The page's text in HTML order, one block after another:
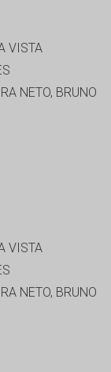
VISTA
NETO, BRUNO
VISTA
NETO, BRUNO